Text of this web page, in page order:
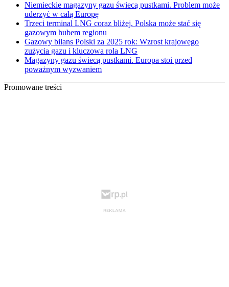
Niemieckie magazyny gazu świecą pustkami. Problem może
uderzyć w całą Europę
Trzeci terminal LNG coraz bliżej. Polska może stać się
gazowym hubem regionu
Gazowy bilans Polski za 2025 rok: Wzrost krajowego
zużycia gazu i kluczowa rola LNG
Magazyny gazu świecą pustkami. Europa stoi przed
poważnym wyzwaniem
Promowane treści